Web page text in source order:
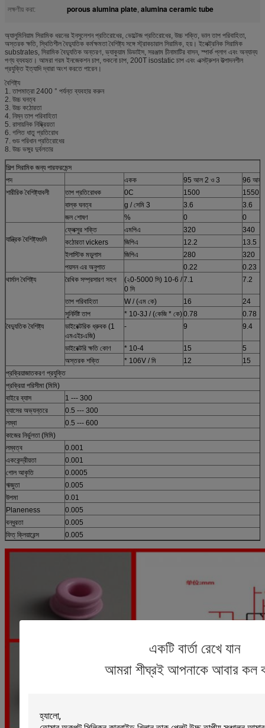
একটি বার্তা রেখে যান
আমরা শীঘ্রই আপনাকে আবার কল
লক্ষণীয় করা:
porous alumina plate, alumina ceramic tube
অ্যালুমিনিয়াম সিরামিক ধরনের ইনসুলেশন প্রতিরোধের, ভোল্টেজ প্রতিরোধের, উচ্চ শক্তি, ভাল তাপ পরিবাহিতা,
অস্তরক ক্ষতি, স্থিতিশীল বৈদ্যুতিক কর্মক্ষমতা বৈশিষ্ট্য সঙ্গে স্ট্রাকচারাল সিরামিক, হয়। ইলেক্ট্রনিক সিরামিক
substrates, সিরামিক বৈদ্যুতিক অন্তরণ, ভ্যাকুয়াম ডিভাইস, সরঞ্জাম চীনামাটির বাসন, স্পার্ক প্লাগ এবং অন্যান্য
পণ্য ব্যবহৃত। আমরা গরম ইনজেকশন চাপ, শুকনো চাপ, 200T isostatic চাপ এবং এক্সট্রুশন উত্পাদনশীল
প্রযুক্তি ইত্যাদি দ্বারা অংশ করতে পারেন।
বৈশিষ্ট্য
1. তাপমাত্রা 2400 ° পর্যন্ত ব্যবহার করুন
2. উচ্চ ঘনত্ব
3. উচ্চ কঠোরতা
4. নিম্ন তাপ পরিবাহিতা
5. রাসায়নিক নিষ্ক্রিয়তা
6. গলিত ধাতু প্রতিরোধ
7. গুড পরিধান প্রতিরোধের
8. উচ্চ ভঙ্গুর দুর্বলতার
শিল্প সিরামিক জন্য পারফরমেন্স
পদ
একক 95 আল 2 ও 3
96 আল
শারীরিক বৈশিষ্ট্যাবলী
তাপ প্রতিরোধক 0C 1500
1550
বাল্ক ঘনত্ব
g / সেমি 3 3.6
3.6
জল শোষণ
% 0 0
যান্ত্রিক বৈশিষ্ট্যগুলি
ফ্লেক্সুর শক্তি এমপিএ 320
340
কঠোরতা vickers
জিপিএ 12.2
13.5
ইলাস্টিক মডুলাস
জিপিএ 280
320
পয়সন এর অনুপাত
0.22
0.23
থার্মাল বৈশিষ্ট্য
রৈখিক সম্প্রসারণ সহগ
(২0-5000 সি) 10-6 /
0 সি
7.1 7.2
তাপ পরিবাহিতা W / (এম কে) 16
24
সুনির্দিষ্ট তাপ
* 10-3J / (কেজি * কে)0.78
0.78
বৈদ্যুতিক বৈশিষ্ট্য
ডাইরেক্টরিক ধ্রুবক (1
এমএইচএজি)
- 9 9.4
ডাইরেক্টরি ক্ষতি কোণ * 10-4 15
5
অস্তরক শক্তি
* 106V / মি 12
15
প্রক্রিয়াজাতকরণ প্রযুক্তি
প্রক্রিয়া পরিসীমা (মিমি)
বাইরে ব্যাস
1 --- 300
ব্যাসের অভ্যন্তরে
0.5 --- 300
লম্বা
0.5 --- 600
কাজের নির্ভুলতা (মিমি)
লম্বত্ব
0.001
এককেন্দ্রীয়তা
0.001
গোল আকৃতি
0.0005
ঋজুতা
0.005
উপমা
0.01
Planeness
0.005
বন্ধুরতা
0.005
ফিত্ ক্লিয়ারেন্স
0.005